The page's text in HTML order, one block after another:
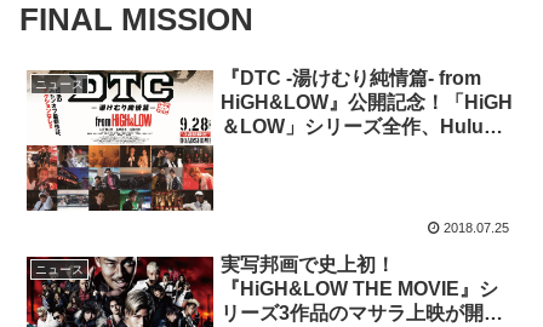
FINAL MISSION
ニュース
『DTC -湯けむり純情篇- from
HiGH&LOW』公開記念！「HiGH
＆LOW」シリーズ全作、Huluで
2018.07.25
ニュース
実写邦画で史上初！
『HiGH&LOW THE MOVIE』シ
リーズ3作品のマサラ上映が開催